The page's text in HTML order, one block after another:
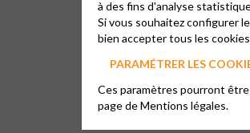
à des fins d'analyse
Si vous souhaitez configurer
bien accepter tous les
PARAMÉTRER LES
Ces paramètres pourront
page deMentions légales.